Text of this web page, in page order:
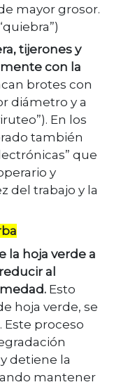
mayor grosor.
tijerones y
con la
brotes con
diámetro y a
En los
también
que
y
del trabajo y la
la hoja verde a
al
Esto
hoja verde, se
Este proceso
detiene la
mantener